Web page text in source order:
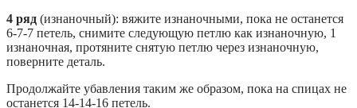
4 ряд (изнаночный): вяжите изнаночными, пока не останется
6-7-7 петель, снимите следующую петлю как изнаночную, 1
изнаночная, протяните снятую петлю через изнаночную,
поверните деталь.
Продолжайте убавления таким же образом, пока на спицах не
останется 14-14-16 петель.